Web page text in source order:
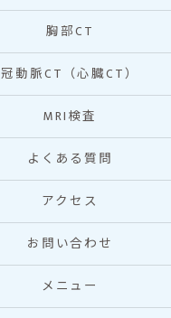
胸部CT
冠動脈CT（心臓CT）
MRI検査
よくある質問
アクセス
お問い合わせ
メニュー